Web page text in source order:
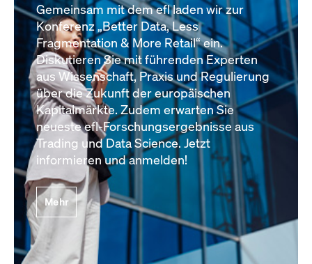
Gemeinsam mit dem efl laden wir zur
Konferenz „Better Data, Less
Fragmentation & More Retail“ ein.
Diskutieren Sie mit führenden Experten
aus Wissenschaft, Praxis und Regulierung
über die Zukunft der europäischen
Kapitalmärkte. Zudem erwarten Sie
neueste efl-Forschungsergebnisse aus
Trading und Data Science. Jetzt
informieren und anmelden!
Mehr